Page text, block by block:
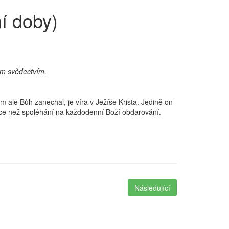
doby)
svědectvím.
ale Bůh zanechal, je víra v Ježíše Krista. Jedině on
než spoléhání na každodenní Boží obdarování.
Následující